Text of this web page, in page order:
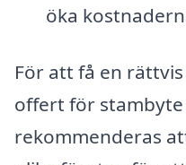
öka
För att få en
offert för stambyte
rekommenderas